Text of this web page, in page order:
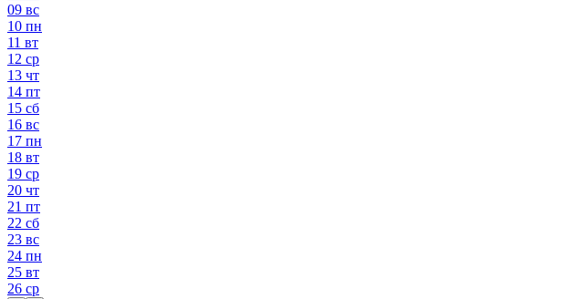
09 вс
10 пн
11 вт
12 ср
13 чт
14 пт
15 сб
16 вс
17 пн
18 вт
19 ср
20 чт
21 пт
22 сб
23 вс
24 пн
25 вт
26 ср